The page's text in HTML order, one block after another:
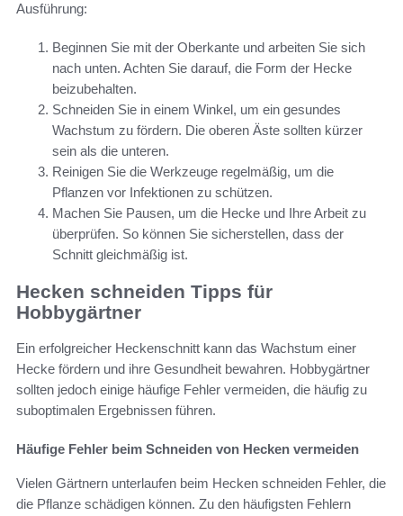
Ausführung:
Beginnen Sie mit der Oberkante und arbeiten Sie sich
nach unten. Achten Sie darauf, die Form der Hecke
beizubehalten.
Schneiden Sie in einem Winkel, um ein gesundes
Wachstum zu fördern. Die oberen Äste sollten kürzer
sein als die unteren.
Reinigen Sie die Werkzeuge regelmäßig, um die
Pflanzen vor Infektionen zu schützen.
Machen Sie Pausen, um die Hecke und Ihre Arbeit zu
überprüfen. So können Sie sicherstellen, dass der
Schnitt gleichmäßig ist.
Hecken schneiden Tipps für
Hobbygärtner
Ein erfolgreicher Heckenschnitt kann das Wachstum einer
Hecke fördern und ihre Gesundheit bewahren. Hobbygärtner
sollten jedoch einige häufige Fehler vermeiden, die häufig zu
suboptimalen Ergebnissen führen.
Häufige Fehler beim Schneiden von Hecken vermeiden
Vielen Gärtnern unterlaufen beim Hecken schneiden Fehler, die
die Pflanze schädigen können. Zu den häufigsten Fehlern